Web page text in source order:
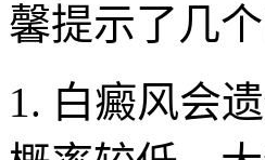
馨提示了几
1. 白癜风会